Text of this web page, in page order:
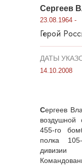
Сергеев
23.08.1964 -
Герой
ДАТЫ
14.10.2008
Сергеев
воздушной
455-го
полка
дивизии